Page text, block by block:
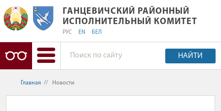
ГАНЦЕВИЧСКИЙ РАЙОННЫЙ
ГАНЦЕВИЧСКИЙ РАЙОННЫЙ
ИСПОЛНИТЕЛЬНЫЙ КОМИТЕТ
РУС EN БЕЛ
НАЙТИ
Главная // Новости